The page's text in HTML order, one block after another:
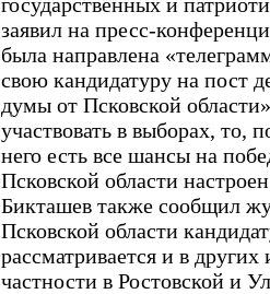
заявил на пресс-
была направлена
свою кандидатуру на пост
думы от Псковской
участвовать в выборах, то,
него есть все шансы на
Псковской области
Бикташев также сообщил
Псковской области
рассматривается и в
частности в Ростовской и